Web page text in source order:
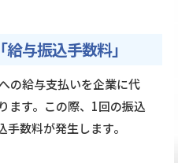
与振込手数料」
の給与支払いを企業に代
ます。この際、1回の振込
数料が発生します。